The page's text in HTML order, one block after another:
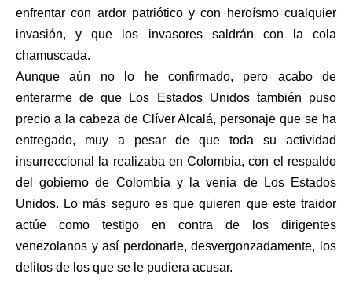
enfrentar con ardor patriótico y con heroísmo cualquier
invasión, y que los invasores saldrán con la cola
chamuscada.
Aunque aún no lo he confirmado, pero acabo de
enterarme de que Los Estados Unidos también puso
precio a la cabeza de Clíver Alcalá, personaje que se ha
entregado, muy a pesar de que toda su actividad
insurreccional la realizaba en Colombia, con el respaldo
del gobierno de Colombia y la venia de Los Estados
Unidos. Lo más seguro es que quieren que este traidor
actúe como testigo en contra de los dirigentes
venezolanos y así perdonarle, desvergonzadamente, los
delitos de los que se le pudiera acusar.